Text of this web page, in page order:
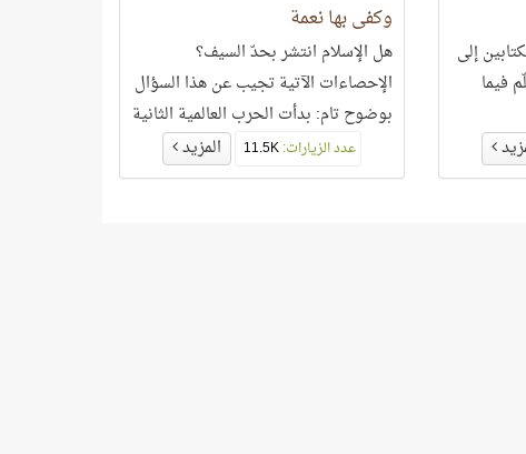
إلى
فيما
وكفى بها نعمة
هل الإسلام انتشر بحدّ السيف؟
الإحصاءات الآتية تجيب عن هذا السؤال
بوضوح تام: بدأت الحرب العالمية الثانية
في سنة 1937 وانتهت في سنة 1945
وخلال هذه الفترة التي لا تتجاوز تسع
عدد الزيارات:11.5K المزيد